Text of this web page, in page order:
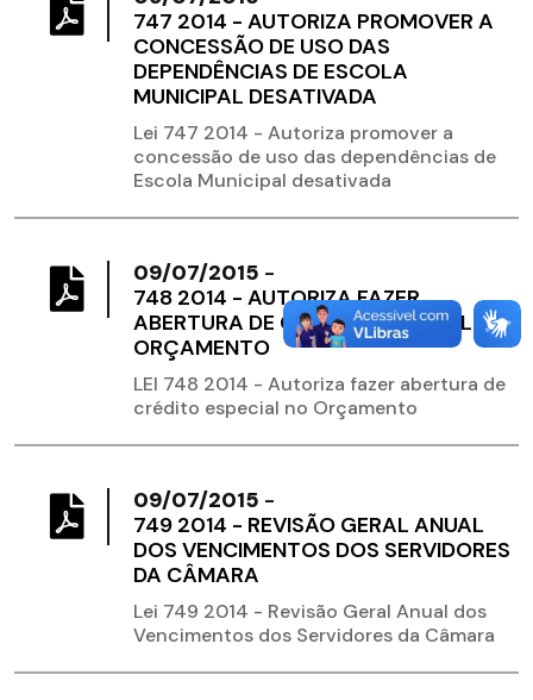
747 2014 - AUTORIZA PROMOVER A
CONCESSÃO DE USO DAS
DEPENDÊNCIAS DE ESCOLA
MUNICIPAL DESATIVADA
Lei 747 2014 - Autoriza promover a
concessão de uso das dependências de
Escola Municipal desativada
09/07/2015 -
748 2014 - AUTORIZA FAZER
ABERTURA DE CRÉDITO ESPECIAL NO
ORÇAMENTO
LEI 748 2014 - Autoriza fazer abertura de
crédito especial no Orçamento
09/07/2015 -
749 2014 - REVISÃO GERAL ANUAL
DOS VENCIMENTOS DOS SERVIDORES
DA CÂMARA
Lei 749 2014 - Revisão Geral Anual dos
Vencimentos dos Servidores da Câmara